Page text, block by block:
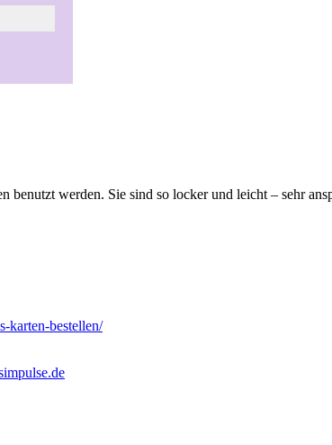
werden. Sie sind so locker und leicht – sehr
karten-bestellen/